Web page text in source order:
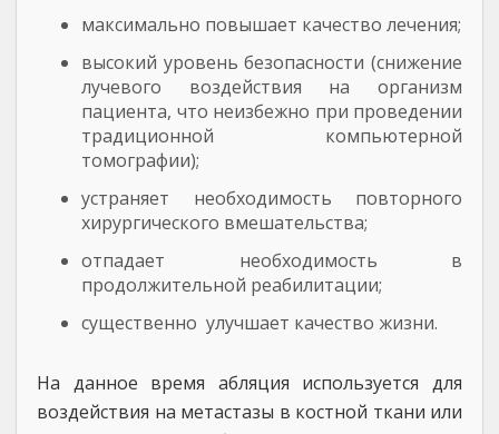
максимально повышает качество лечения;
высокий уровень безопасности (снижение
лучевого воздействия на организм
пациента, что неизбежно при проведении
традиционной компьютерной
томографии);
устраняет необходимость повторного
хирургического вмешательства;
отпадает необходимость в
продолжительной реабилитации;
существенно улучшает качество жизни.
На данное время абляция используется для
воздействия на метастазы в костной ткани или